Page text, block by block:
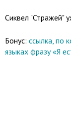
Сиквел "Стражей"
Бонус: ссылка, по
языках фразу «Я